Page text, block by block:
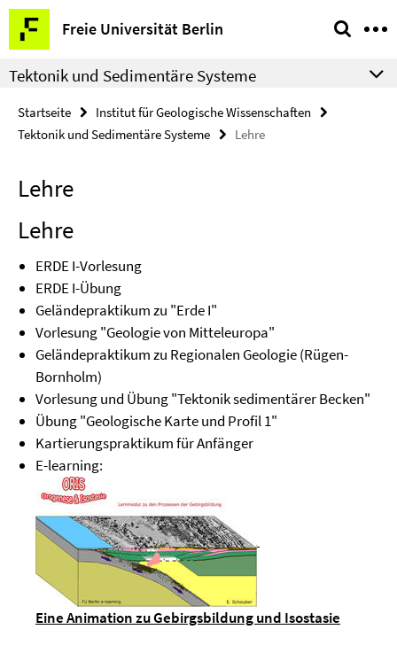
Springe
direkt
zu
Inhalt
Freie Universität Berlin
Service-
Navigation
Tektonik und Sedimentäre Systeme
Startseite
Institut für Geologische Wissenschaften
Tektonik und Sedimentäre Systeme
Lehre
Lehre
Lehre
ERDE I-Vorlesung
ERDE I-Übung
Geländepraktikum zu "Erde I"
Vorlesung "Geologie von Mitteleuropa"
Geländepraktikum zu Regionalen Geologie (Rügen-
Bornholm)
Vorlesung und Übung "Tektonik sedimentärer Becken"
Übung "Geologische Karte und Profil 1"
Kartierungspraktikum für Anfänger
E-learning:
EineAnimation zu Gebirgsbildung und Isostasie